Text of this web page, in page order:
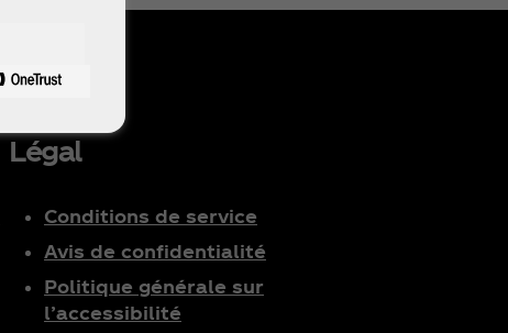
Légal
Conditions de service
Avis de confidentialité
Politique générale sur
l’accessibilité